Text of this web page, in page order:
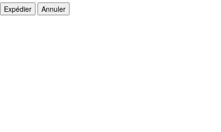
Expédier Annuler